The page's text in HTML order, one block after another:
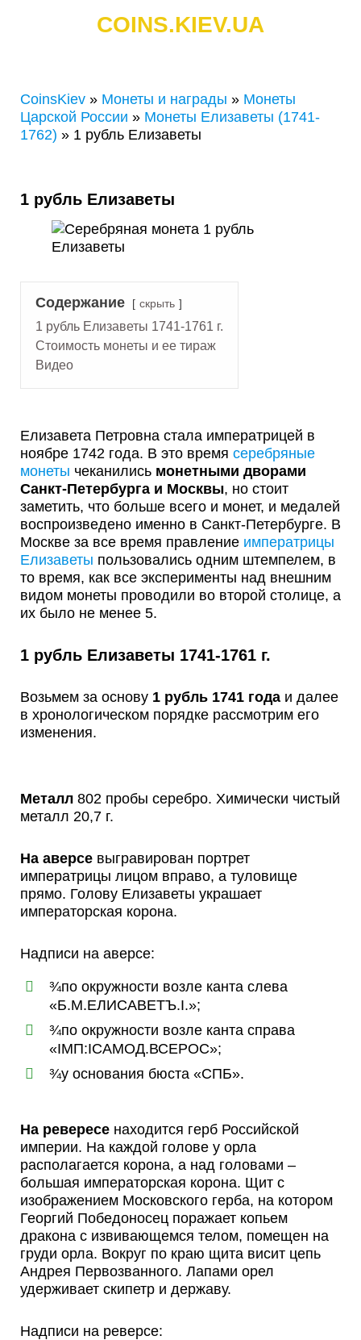
COINS.KIEV.UA
CoinsKiev » Монеты и награды » Монеты
Царской России » Монеты Елизаветы (1741-
1762) » 1 рубль Елизаветы
1 рубль Елизаветы
Содержание скрыть
1 рубль Елизаветы 1741-1761 г.
Стоимость монеты и ее тираж
Видео
Елизавета Петровна стала императрицей в
ноябре 1742 года. В это время серебряные
монеты чеканились монетными дворами
Санкт-Петербурга и Москвы, но стоит
заметить, что больше всего и монет, и медалей
воспроизведено именно в Санкт-Петербурге. В
Москве за все время правление императрицы
Елизаветы пользовались одним штемпелем, в
то время, как все эксперименты над внешним
видом монеты проводили во второй столице, а
их было не менее 5.
1 рубль Елизаветы 1741-1761 г.
Возьмем за основу 1 рубль 1741 года и далее
в хронологическом порядке рассмотрим его
изменения.
Металл 802 пробы серебро. Химически чистый
металл 20,7 г.
На аверсе выгравирован портрет
императрицы лицом вправо, а туловище
прямо. Голову Елизаветы украшает
императорская корона.
Надписи на аверсе:
¾по окружности возле канта слева
«Б.М.ЕЛИСАВЕТЪ.I.»;
¾по окружности возле канта справа
«ІМП:ІСАМОД.ВСЕРОС»;
¾у основания бюста «СПБ».
На ревересе находится герб Российской
империи. На каждой голове у орла
располагается корона, а над головами –
большая императорская корона. Щит с
изображением Московского герба, на котором
Георгий Победоносец поражает копьем
дракона с извивающемся телом, помещен на
груди орла. Вокруг по краю щита висит цепь
Андрея Первозванного. Лапами орел
удерживает скипетр и державу.
Надписи на реверсе: